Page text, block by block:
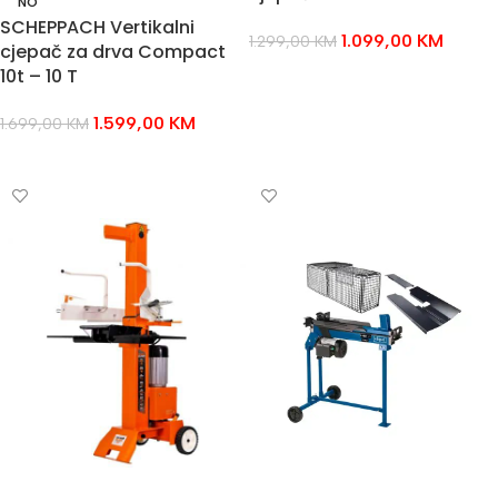
SCHEPPACH Vertikalni
cjepač za drva Compact
10t – 10 T
1.699,00KM 1.599,00 KM
1.299,00KM 1.099,00 KM